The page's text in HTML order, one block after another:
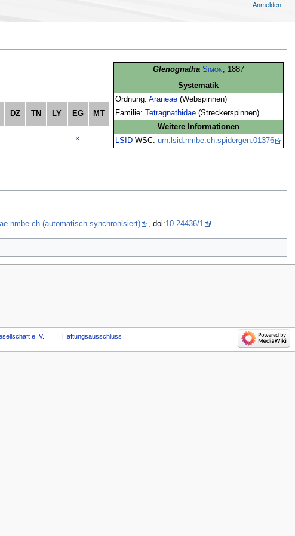
Glenognatha Simon, 1887
Systematik
Ordnung: Araneae(Webspinnen)
Familie:
Tetragnathidae(Streckerspinnen)
Weitere Informationen
LSIDWSC: urn:lsid:nmbe.ch:spidergen:01376
DZ TN LY EG MT
×
(automatisch synchronisiert) , doi:10.24436/1 .
Anmelden
e. V. Haftungsausschluss